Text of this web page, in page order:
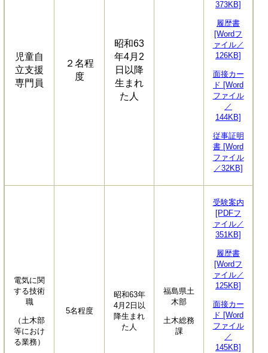
児童自
立支援
専門員
２名程
度
昭和63
年4月2
日以降
生まれ
た人
373KB]
履歴書
[Wordフ
ァイル／
126KB]
面接カー
ド [Word
ファイル
／
144KB]
従事証明
書 [Word
ファイル
／32KB]
電気に関
する技術
職
（土木部
等におけ
る業務）
5名程度
昭和63年
4月2日以
降生まれ
た人
福島県土
木部
土木総務
課
受験案内
[PDFフ
ァイル／
351KB]
履歴書
[Wordフ
ァイル／
125KB]
面接カー
ド [Word
ファイル
／
145KB]